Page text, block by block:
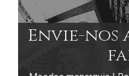
Envie-nos